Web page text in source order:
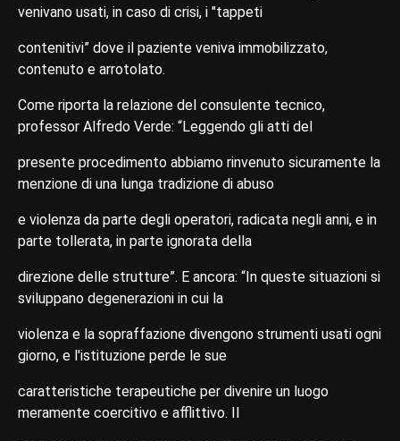
venivano usati, in caso di crisi, i "tappeti
contenitivi” dove il paziente veniva immobilizzato,
contenuto e arrotolato.
Come riporta la relazione del consulente tecnico,
professor Alfredo Verde: “Leggendo gli atti del
presente procedimento abbiamo rinvenuto sicuramente la
menzione di una lunga tradizione di abuso
e violenza da parte degli operatori, radicata negli anni, e in
parte tollerata, in parte ignorata della
direzione delle strutture”. E ancora: “In queste situazioni si
sviluppano degenerazioni in cui la
violenza e la sopraffazione divengono strumenti usati ogni
giorno, e l'istituzione perde le sue
caratteristiche terapeutiche per divenire un luogo
meramente coercitivo e afflittivo. Il